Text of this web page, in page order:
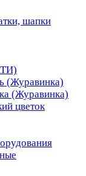
шапки
(Журавинка)
(Журавинка)
цветок